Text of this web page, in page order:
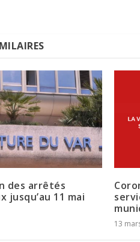
des arrêtés
jusqu’au 11 mai
13